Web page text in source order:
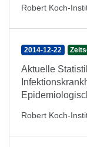
Robert Koch-
2014-12-22
Aktuelle
Robert Koch-